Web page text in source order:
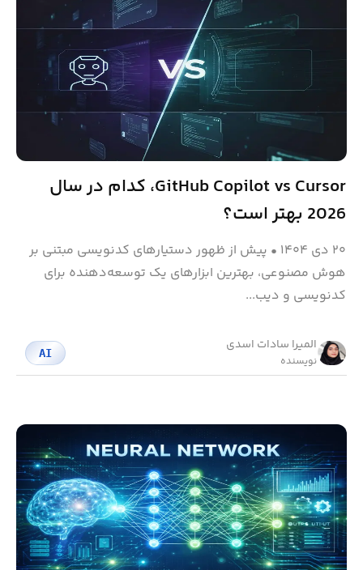
GitHub Copilot vs Cursor، کدام در سال
2026 بهتر است؟
۲۰ دی ۱۴۰۴ • پیش از ظهور دستیارهای کدنویسی مبتنی بر
هوش مصنوعی، بهترین ابزارهای یک توسعه‌دهنده برای
کدنویسی و دیب...
المیرا سادات اسدی
نویسنده
AI